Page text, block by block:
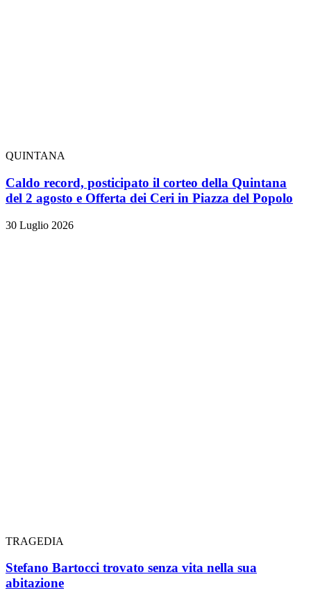
QUINTANA
Caldo record, posticipato il corteo della Quintana
del 2 agosto e Offerta dei Ceri in Piazza del Popolo
30 Luglio 2026
TRAGEDIA
Stefano Bartocci trovato senza vita nella sua
abitazione